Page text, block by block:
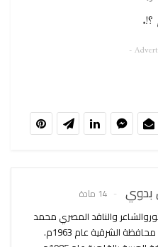
؟!.
-
بدوي 14 مادة
والناقد المصري محمد
جاهين بدوي في محافظة الشرقية عام 1963م.